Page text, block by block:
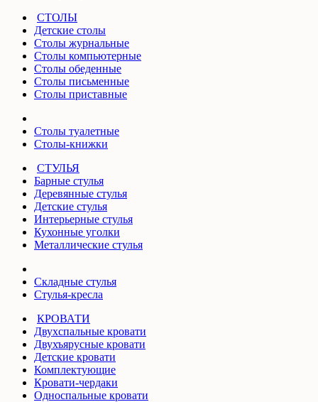
СТОЛЫ
Детские столы
Столы журнальные
Столы компьютерные
Столы обеденные
Столы письменные
Столы приставные
Столы туалетные
Столы-книжки
СТУЛЬЯ
Барные стулья
Деревянные стулья
Детские стулья
Интерьерные стулья
Кухонные уголки
Металлические стулья
Складные стулья
Стулья-кресла
КРОВАТИ
Двухспальные кровати
Двухъярусные кровати
Детские кровати
Комплектующие
Кровати-чердаки
Односпальные кровати